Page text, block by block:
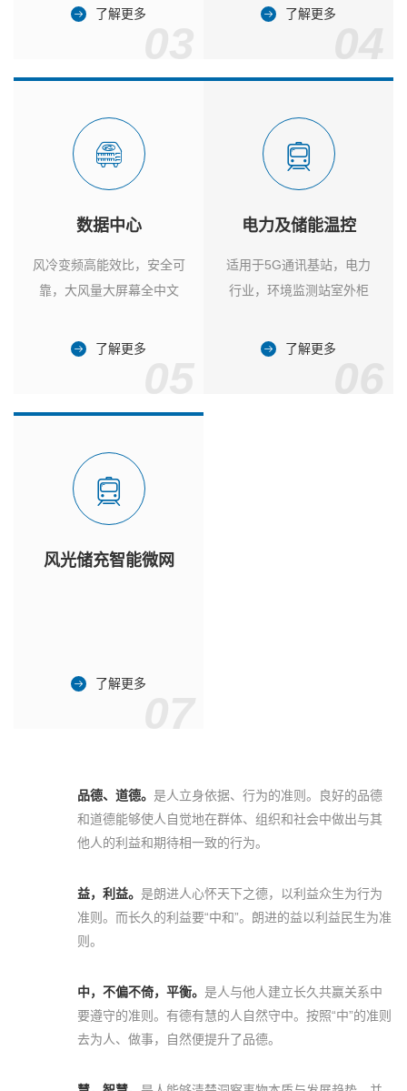
了解更多 了解更多
数据中心
风冷变频高能效比，安全可
靠，大风量大屏幕全中文
了解更多
电力及储能温控
适用于5G通讯基站，电力
行业，环境监测站室外柜
了解更多
风光储充智能微网
了解更多
品德、道德。 是人立身依据、行为的准则。良好的品德
和道德能够使人自觉地在群体、组织和社会中做出与其
他人的利益和期待相一致的行为。
益，利益。 是朗进人心怀天下之德，以利益众生为行为
准则。而长久的利益要“中和”。朗进的益以利益民生为准
则。
中，不偏不倚，平衡。 是人与他人建立长久共赢关系中
要遵守的准则。有德有慧的人自然守中。按照“中”的准则
去为人、做事，自然便提升了品德。